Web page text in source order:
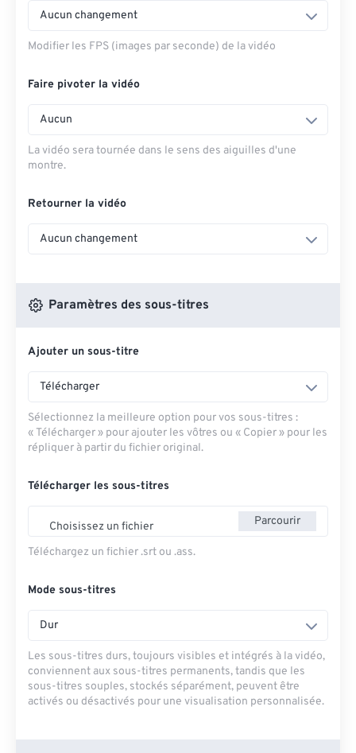
Aucun changement
Modifier les FPS (images par seconde) de la vidéo
Faire pivoter la vidéo
Aucun
La vidéo sera tournée dans le sens des aiguilles d'une
montre.
Retourner la vidéo
Aucun changement
Paramètres des sous-titres
Ajouter un sous-titre
Télécharger
Sélectionnez la meilleure option pour vos sous-titres :
« Télécharger » pour ajouter les vôtres ou « Copier » pour les
répliquer à partir du fichier original.
Télécharger les sous-titres
Choisissez un fichier Parcourir
Téléchargez un fichier .srt ou .ass.
Mode sous-titres
Dur
Les sous-titres durs, toujours visibles et intégrés à la vidéo,
conviennent aux sous-titres permanents, tandis que les
sous-titres souples, stockés séparément, peuvent être
activés ou désactivés pour une visualisation personnalisée.